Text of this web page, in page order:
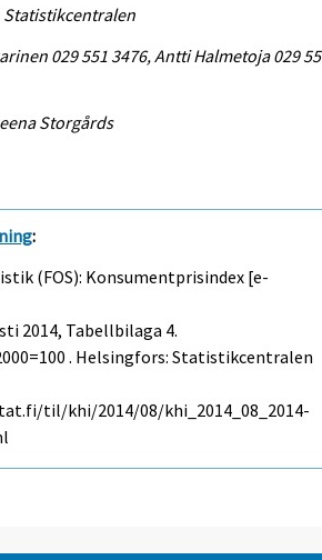
029 551 3476, Antti Halmetoja 029
Storgårds
:
(FOS): Konsumentprisindex [e-
2014, Tabellbilaga 4.
. Helsingfors: Statistikcentralen
til/khi/2014/08/khi_2014_08_2014-